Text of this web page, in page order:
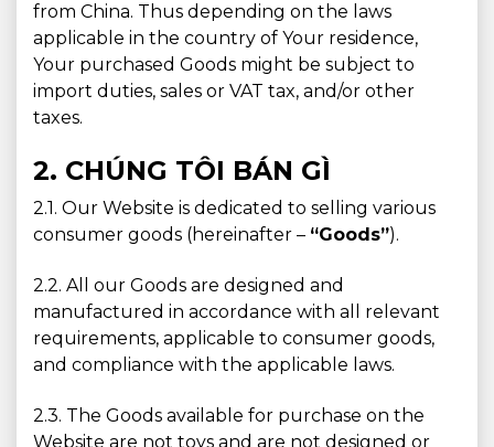
from China. Thus depending on the laws
applicable in the country of Your residence,
Your purchased Goods might be subject to
import duties, sales or VAT tax, and/or other
taxes.
2. CHÚNG TÔI BÁN GÌ
2.1. Our Website is dedicated to selling various
consumer goods (hereinafter – “Goods”).
2.2. All our Goods are designed and
manufactured in accordance with all relevant
requirements, applicable to consumer goods,
and compliance with the applicable laws.
2.3. The Goods available for purchase on the
Website are not toys and are not designed or